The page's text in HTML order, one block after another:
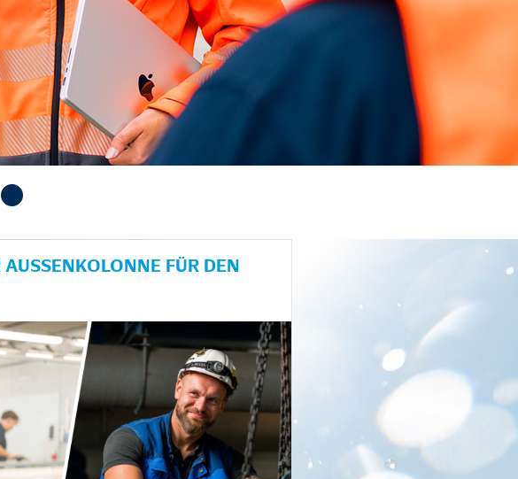
FÜR DEN H